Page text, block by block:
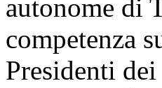
autonome di
competenza
Presidenti